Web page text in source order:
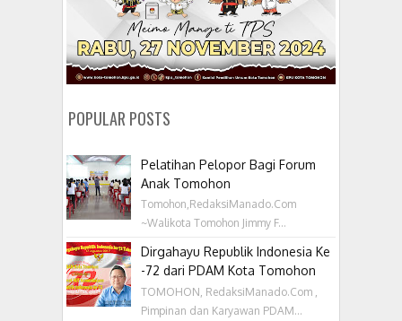
POPULAR POSTS
Pelatihan Pelopor Bagi Forum
Anak Tomohon
Tomohon,RedaksiManado.Com
~Walikota Tomohon Jimmy F...
Dirgahayu Republik Indonesia Ke
-72 dari PDAM Kota Tomohon
TOMOHON, RedaksiManado.Com ,
Pimpinan dan Karyawan PDAM...